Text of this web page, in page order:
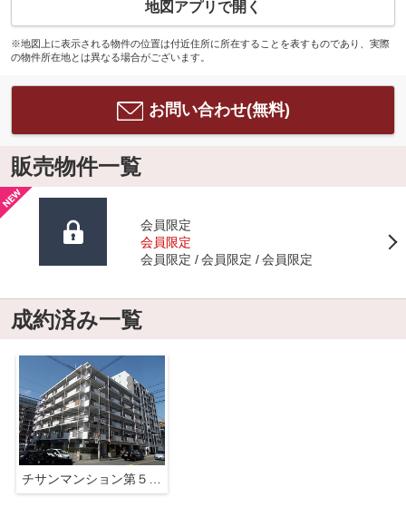
地図アプリで開く
※地図上に表示される物件の位置は付近住所に所在することを表すものであり、実際
の物件所在地とは異なる場合がございます。
お問い合わせ(無料)
販売物件一覧
会員限定
会員限定
会員限定
会員限定 会員限定
成約済み一覧